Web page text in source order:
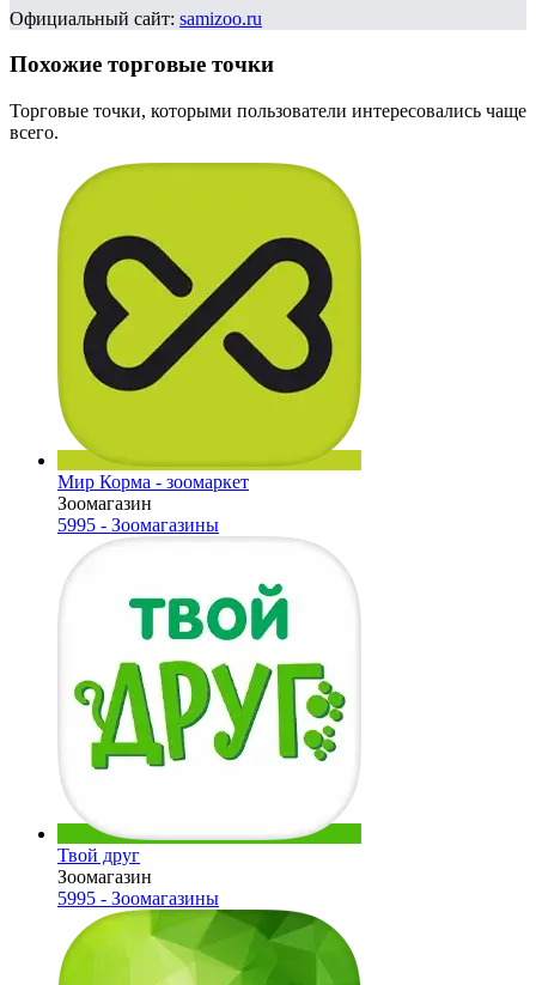
Официальный сайт: samizoo.ru
Похожие торговые точки
Торговые точки, которыми пользователи интересовались чаще
всего.
Мир Корма - зоомаркет
Зоомагазин
5995 - Зоомагазины
Твой друг
Зоомагазин
5995 - Зоомагазины